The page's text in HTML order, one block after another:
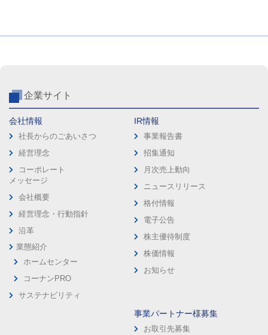
企業サイト
会社情報
社長からのごあいさつ
経営理念
コーポレート
メッセージ
会社概要
経営理念・行動指針
沿革
業態紹介
ホームセンター
コーナンPRO
サステナビリティ
IR情報
事業報告書
招集通知
月次売上動向
ニュースリリース
格付情報
電子公告
株主優待制度
株価情報
お知らせ
事業パートナー様募集
お取引先募集